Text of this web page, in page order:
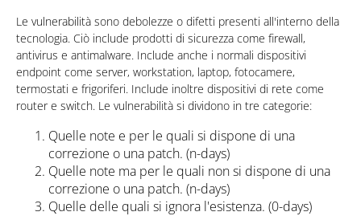
Le vulnerabilità sono debolezze o difetti presenti all'interno della
tecnologia. Ciò include prodotti di sicurezza come firewall,
antivirus e antimalware. Include anche i normali dispositivi
endpoint come server, workstation, laptop, fotocamere,
termostati e frigoriferi. Include inoltre dispositivi di rete come
router e switch. Le vulnerabilità si dividono in tre categorie:
Quelle note e per le quali si dispone di una
correzione o una patch. (n-days)
Quelle note ma per le quali non si dispone di una
correzione o una patch. (n-days)
Quelle delle quali si ignora l'esistenza. (0-days)
Products